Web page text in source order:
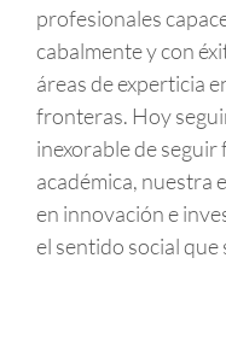
profesionales
cabalmente y con
áreas de experticia
fronteras. Hoy
inexorable de
académica, nuestra
en innovación e
el sentido social